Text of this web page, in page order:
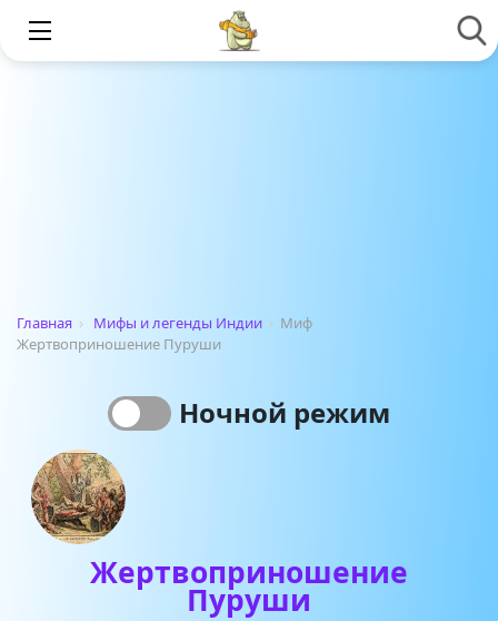
Главная › Мифы и легенды Индии › Миф
Жертвоприношение Пуруши
Ночной режим
Жертвоприношение
Пуруши